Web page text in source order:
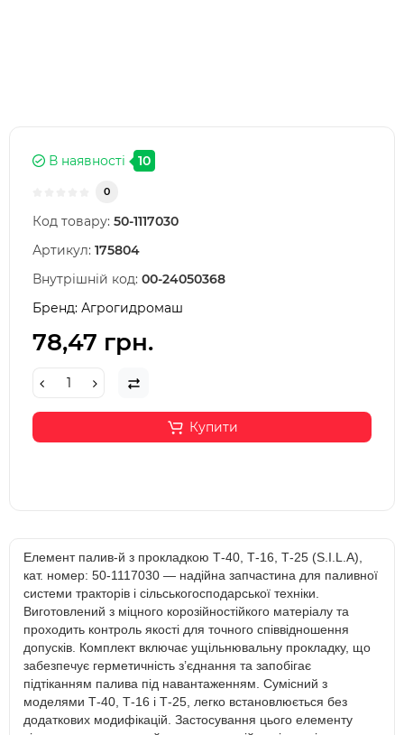
В наявності 10
0
Код товару: 50-1117030
Артикул: 175804
Внутрішній код: 00-24050368
Бренд: Агрогидромаш
78,47 грн.
Купити
Елемент палив-й з прокладкою Т-40, Т-16, Т-25 (S.I.L.A),
кат. номер: 50-1117030 — надійна запчастина для паливної
системи тракторів і сільськогосподарської техніки.
Виготовлений з міцного корозійностійкого матеріалу та
проходить контроль якості для точного співвідношення
допусків. Комплект включає ущільнювальну прокладку, що
забезпечує герметичність з’єднання та запобігає
підтіканням палива під навантаженням. Сумісний з
моделями Т-40, Т-16 і Т-25, легко встановлюється без
додаткових модифікацій. Застосування цього елементу